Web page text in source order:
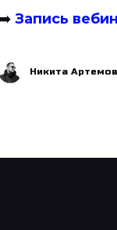
➡️ Запись
Никита Артемов